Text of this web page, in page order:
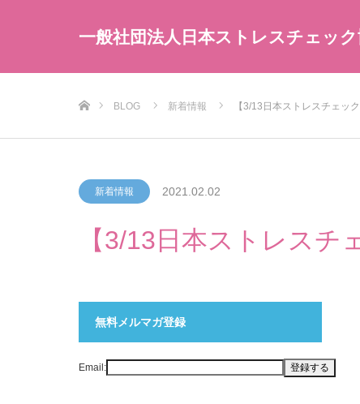
一般社団法人日本ストレスチェッ
BLOG 新着情報 【3/13日本ストレスチェッ
新着情報 2021.02.02
【3/13日本ストレスチ
無料メルマガ登録
Email: